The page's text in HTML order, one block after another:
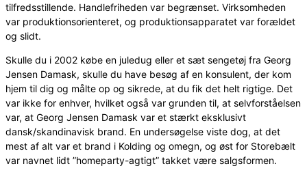
tilfredsstillende. Handlefriheden var begrænset. Virksomheden
var produktionsorienteret, og produktionsapparatet var forældet
og slidt.
Skulle du i 2002 købe en juledug eller et sæt sengetøj fra Georg
Jensen Damask, skulle du have besøg af en konsulent, der kom
hjem til dig og målte op og sikrede, at du fik det helt rigtige. Det
var ikke for enhver, hvilket også var grunden til, at selvforståelsen
var, at Georg Jensen Damask var et stærkt eksklusivt
dansk/skandinavisk brand. En undersøgelse viste dog, at det
mest af alt var et brand i Kolding og omegn, og øst for Storebælt
var navnet lidt ”homeparty-agtigt” takket være salgsformen.